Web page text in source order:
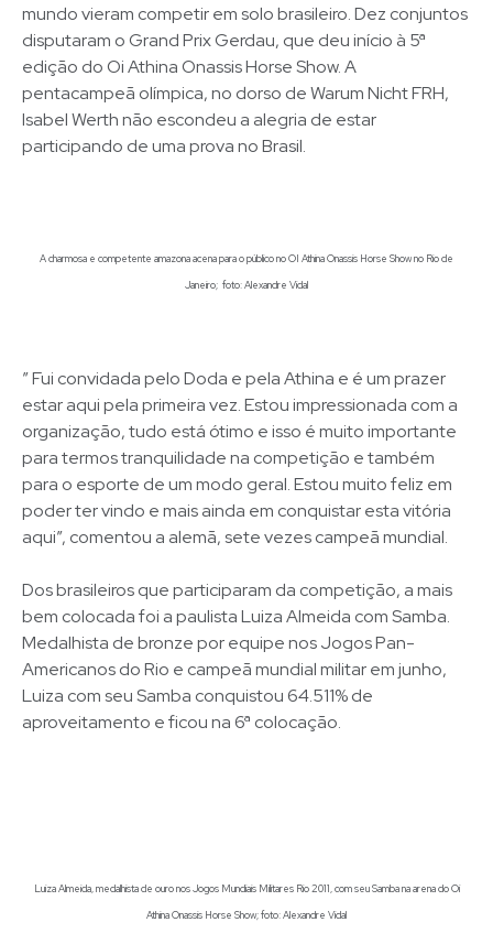
mundo vieram competir em solo brasileiro. Dez conjuntos
disputaram o Grand Prix Gerdau, que deu início à 5ª
edição do Oi Athina Onassis Horse Show. A
pentacampeã olímpica, no dorso de Warum Nicht FRH,
Isabel Werth não escondeu a alegria de estar
participando de uma prova no Brasil.
A charmosa e competente amazona acena para o público no OI Athina Onassis Horse Show no Rio de
Janeiro; foto: Alexandre Vidal
” Fui convidada pelo Doda e pela Athina e é um prazer
estar aqui pela primeira vez. Estou impressionada com a
organização, tudo está ótimo e isso é muito importante
para termos tranquilidade na competição e também
para o esporte de um modo geral. Estou muito feliz em
poder ter vindo e mais ainda em conquistar esta vitória
aqui”, comentou a alemã, sete vezes campeã mundial.
Dos brasileiros que participaram da competição, a mais
bem colocada foi a paulista Luiza Almeida com Samba.
Medalhista de bronze por equipe nos Jogos Pan-
Americanos do Rio e campeã mundial militar em junho,
Luiza com seu Samba conquistou 64.511% de
aproveitamento e ficou na 6ª colocação.
Luiza Almeida, medalhista de ouro nos Jogos Mundiais Militares Rio 2011, com seu Samba na arena do Oi
Athina Onassis Horse Show; foto: Alexandre Vidal